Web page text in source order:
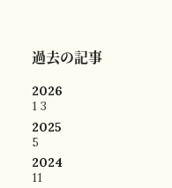
過去の記事
2026
1 3
2025
5
2024
11